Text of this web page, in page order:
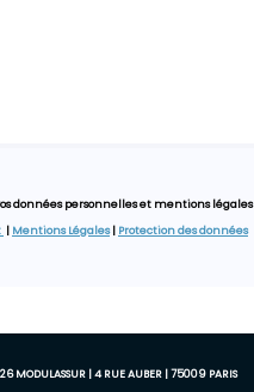
données personnelles et mentions légales
| Mentions Légales| Protection des données
| 4 RUE AUBER | 75009 PARIS